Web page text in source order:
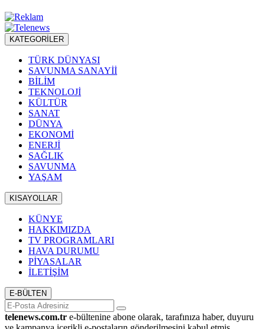
KATEGORİLER
TÜRK DÜNYASI
SAVUNMA SANAYİİ
BİLİM
TEKNOLOJİ
KÜLTÜR
SANAT
DÜNYA
EKONOMİ
ENERJİ
SAĞLIK
SAVUNMA
YAŞAM
KISAYOLLAR
KÜNYE
HAKKIMIZDA
TV PROGRAMLARI
HAVA DURUMU
PİYASALAR
İLETİŞİM
E-BÜLTEN
telenews.com.tr e-bültenine abone olarak, tarafınıza haber, duyuru